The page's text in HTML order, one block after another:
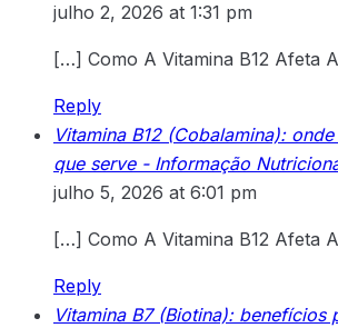
julho 2, 2026 at 1:31 pm
[…] Como A Vitamina B12 Afeta
Reply
Vitamina B12 (Cobalamina):
que serve - Informação
julho 5, 2026 at 6:01 pm
[…] Como A Vitamina B12 Afeta
Reply
Vitamina B7 (Biotina): benefícios